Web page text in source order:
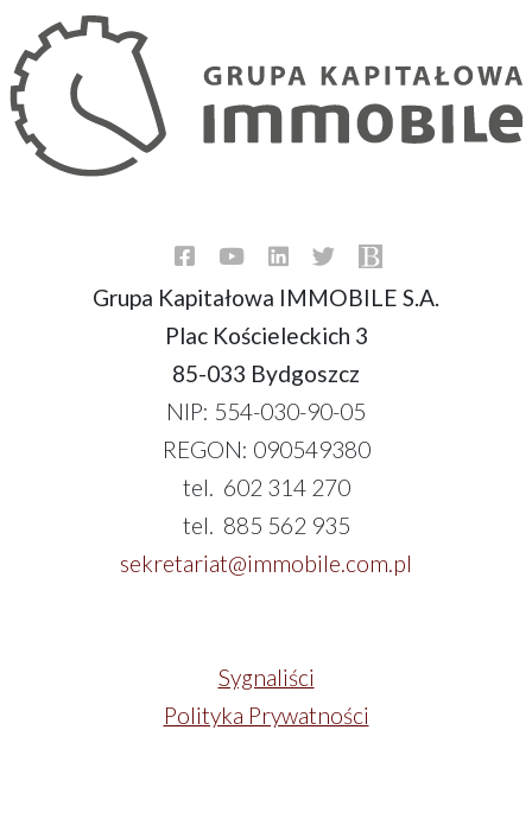
Grupa Kapitałowa IMMOBILE S.A.
Plac Kościeleckich 3
85-033 Bydgoszcz
NIP: 554-030-90-05
REGON: 090549380
tel. 602 314 270
tel. 885 562 935
sekretariat@immobile.com.pl
Sygnaliści
Polityka Prywatności